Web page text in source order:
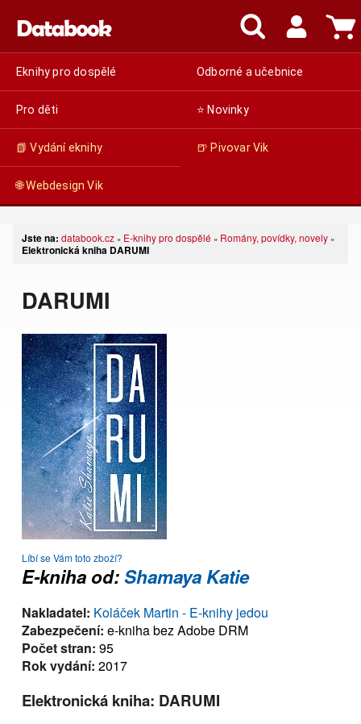
Eknihy pro dospělé Odborné a učebnice
Pro děti ⭐ Novinky
📗 Vydání eknihy 🍺 Pivovar Vik
🌐 Webdesign Vik
Jste na: databook.cz » E-knihy pro dospělé » Romány, povídky, novely »
Elektronická kniha DARUMI
DARUMI
Líbí se Vám toto zboží?
E-kniha od:Shamaya Katie
Nakladatel: Koláček Martin - E-knihy jedou
Zabezpečení: e-kniha bez Adobe DRM
Počet stran: 95
Rok vydání: 2017
Elektronická kniha: DARUMI